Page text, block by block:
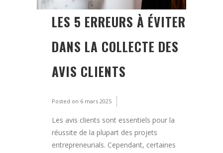
LES 5 ERREURS À ÉVITER
DANS LA COLLECTE DES
AVIS CLIENTS
Posted on 6 mars 2025
Les avis clients sont essentiels pour la
réussite de la plupart des projets
entrepreneurials. Cependant, certaines